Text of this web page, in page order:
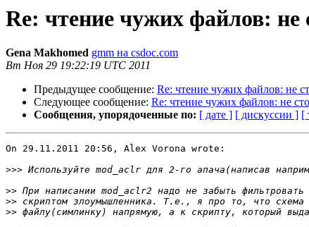
Re: чтение чужих файлов: не
Gena Makhomed gmm на csdoc.com
Вт Ноя 29 19:22:19 UTC 2011
Предыдущее сообщение: Re: чтение чужих файлов: не
Следующее сообщение: Re: чтение чужих файлов: не
Сообщения, упорядоченные по: [ дате ] [ дискуссии ] [
On 29.11.2011 20:56, Alex Vorona wrote:
>>>
>>
>>
>>